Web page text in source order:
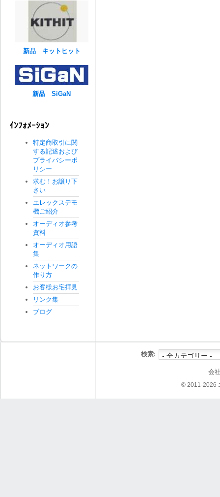
新品 キットヒット
新品 SiGaN
ｲﾝﾌｫﾒｰｼｮﾝ
特定商取引に関
する記述および
プライバシーポ
リシー
求む！お譲り下
さい
エレックスデモ
機ご紹介
オーディオ参考
資料
オーディオ用語
集
ネットワークの
作り方
お客様お宅拝見
リンク集
ブログ
検索:
会
© 2011-2026